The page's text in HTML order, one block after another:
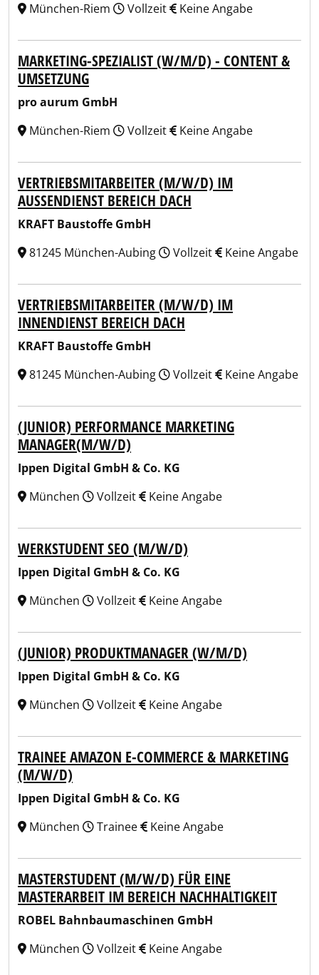
München-Riem
Vollzeit Keine Angabe
MARKETING-SPEZIALIST (W/M/D) - CONTENT &
UMSETZUNG
pro aurum GmbH
München-Riem
Vollzeit Keine Angabe
VERTRIEBSMITARBEITER (M/W/D) IM
AUSSENDIENST BEREICH DACH
KRAFT Baustoffe GmbH
81245 München-Aubing
Vollzeit Keine Angabe
VERTRIEBSMITARBEITER (M/W/D) IM
INNENDIENST BEREICH DACH
KRAFT Baustoffe GmbH
81245 München-Aubing
Vollzeit Keine Angabe
(JUNIOR) PERFORMANCE MARKETING
MANAGER(M/W/D)
Ippen Digital GmbH & Co. KG
München
Vollzeit Keine Angabe
WERKSTUDENT SEO (M/W/D)
Ippen Digital GmbH & Co. KG
München
Vollzeit Keine Angabe
(JUNIOR) PRODUKTMANAGER (W/M/D)
Ippen Digital GmbH & Co. KG
München
Vollzeit Keine Angabe
TRAINEE AMAZON E-COMMERCE & MARKETING
(M/W/D)
Ippen Digital GmbH & Co. KG
München
Trainee Keine Angabe
MASTERSTUDENT (M/W/D) FÜR EINE
MASTERARBEIT IM BEREICH NACHHALTIGKEIT
ROBEL Bahnbaumaschinen GmbH
München
Vollzeit Keine Angabe